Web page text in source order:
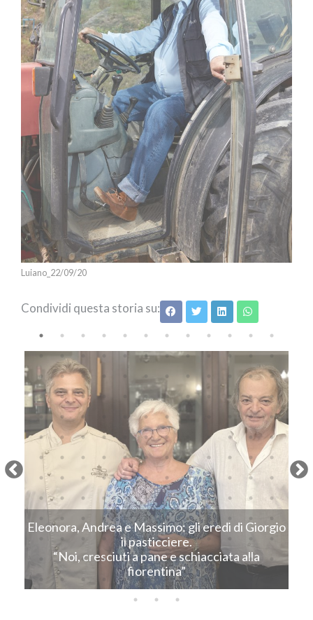
Luiano_22/09/20
Condividi questa storia su:
Eleonora, Andrea e Massimo: gli eredi di Giorgio
il pasticciere.
“Noi, cresciuti a pane e schiacciata alla
fiorentina”
Next